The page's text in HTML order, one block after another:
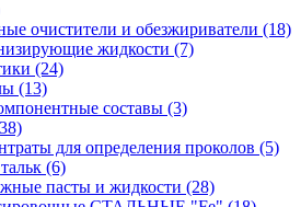
очистители и обезжириватели (18)
жидкости (7)
(24)
(13)
составы (3)
для определения проколов (5)
(6)
пасты и жидкости (28)